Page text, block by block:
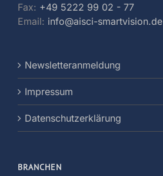
Fax: +49 5222 99 02 - 77
Email: info@aisci-smartvision.de
Newsletteranmeldung
Impressum
Datenschutzerklärung
BRANCHEN